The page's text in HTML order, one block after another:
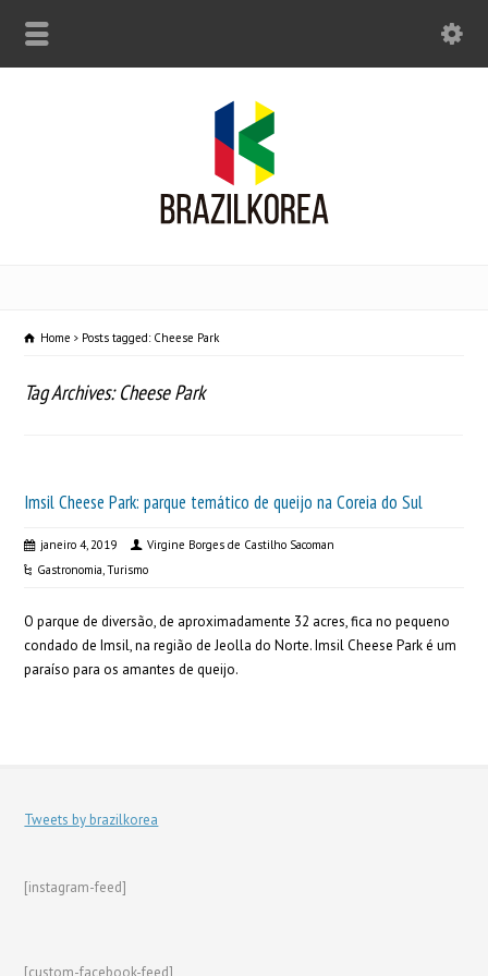
Home Posts tagged: Cheese Park
Tag Archives: Cheese Park
Imsil Cheese Park: parque temático de queijo na Coreia do Sul
janeiro 4, 2019
Virgine Borges de Castilho Sacoman
Gastronomia,Turismo
O parque de diversão, de aproximadamente 32 acres, fica no pequeno
condado de Imsil, na região de Jeolla do Norte. Imsil Cheese Park é um
paraíso para os amantes de queijo.
Tweets by brazilkorea
[instagram-feed]
[custom-facebook-feed]